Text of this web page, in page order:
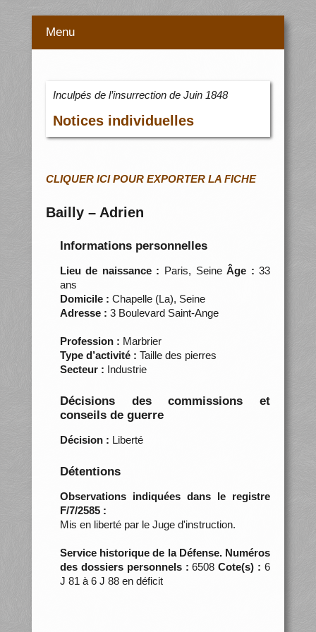
Menu
Inculpés de l’insurrection de Juin 1848
Notices individuelles
CLIQUER ICI POUR EXPORTER LA FICHE
Bailly – Adrien
Informations personnelles
Lieu de naissance : Paris, SeineÂge : 33
ans
Domicile : Chapelle (La), Seine
Adresse : 3 Boulevard Saint-Ange
Profession : Marbrier
Type d’activité : Taille des pierres
Secteur : Industrie
Décisions des commissions et
conseils de guerre
Décision : Liberté
Détentions
Observations indiquées dans le registre
F/7/2585 :
Mis en liberté par le Juge d'instruction.
Service historique de la Défense. Numéros
des dossiers personnels :6508Cote(s) : 6
J 81 à 6 J 88 en déficit